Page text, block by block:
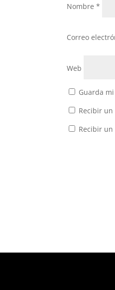
Nombre*
Correo
Web
Guarda
Recibir
Recibir